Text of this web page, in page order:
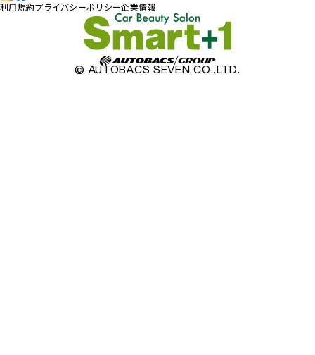
利用規約プライバシーポリシー企業情報
© AUTOBACS SEVEN CO.,LTD.